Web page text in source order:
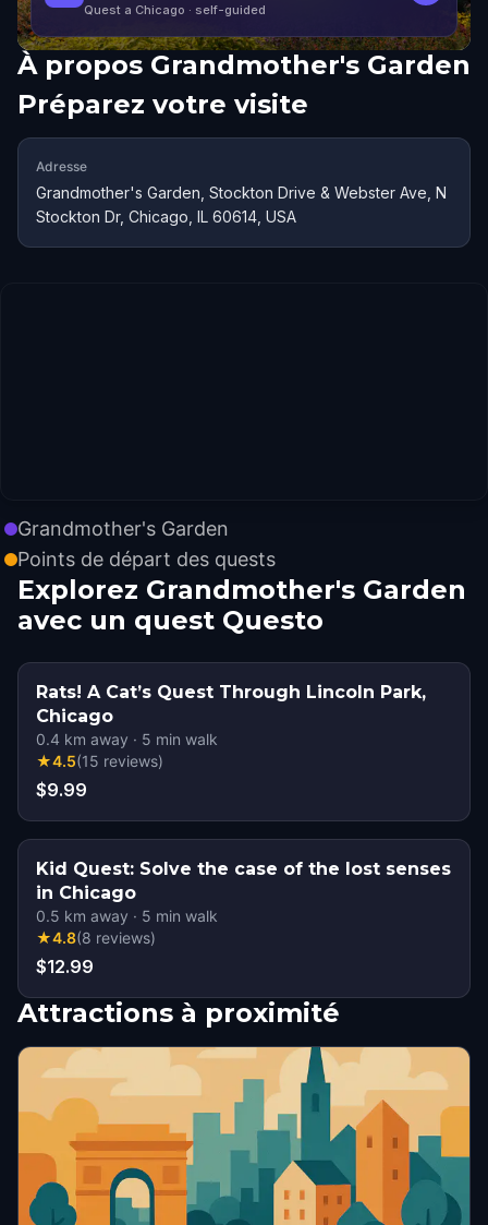
Quest a Chicago · self-guided
À propos Grandmother's Garden
Préparez votre visite
Adresse
Grandmother's Garden, Stockton Drive & Webster Ave, N
Stockton Dr, Chicago, IL 60614, USA
Grandmother's Garden
Points de départ des quests
Explorez Grandmother's Garden
avec un quest Questo
Rats! A Cat’s Quest Through Lincoln Park,
Chicago
0.4 km away · 5 min walk
★4.5(15 reviews)
$9.99
Kid Quest: Solve the case of the lost senses
in Chicago
0.5 km away · 5 min walk
★4.8(8 reviews)
$12.99
Attractions à proximité